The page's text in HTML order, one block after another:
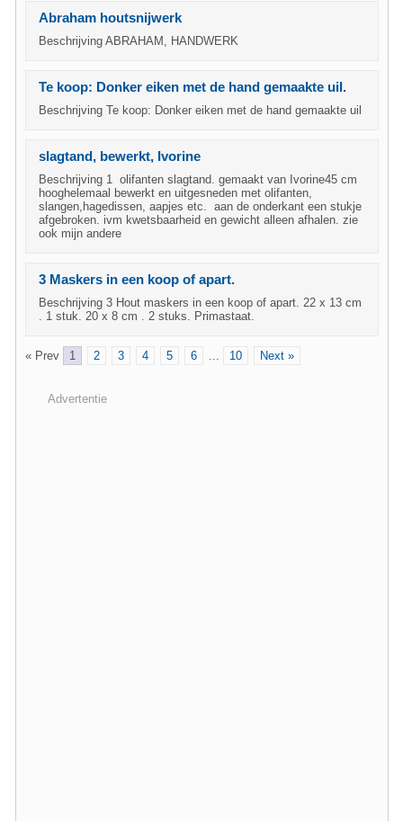
Abraham houtsnijwerk
Beschrijving ABRAHAM, HANDWERK
Te koop: Donker eiken met de hand gemaakte uil.
Beschrijving Te koop: Donker eiken met de hand gemaakte uil
slagtand, bewerkt, Ivorine
Beschrijving 1 olifanten slagtand. gemaakt van Ivorine45 cm
hooghelemaal bewerkt en uitgesneden met olifanten,
slangen,hagedissen, aapjes etc. aan de onderkant een stukje
afgebroken. ivm kwetsbaarheid en gewicht alleen afhalen. zie
ook mijn andere
3 Maskers in een koop of apart.
Beschrijving 3 Hout maskers in een koop of apart. 22 x 13 cm
. 1 stuk. 20 x 8 cm . 2 stuks. Primastaat.
« Prev 1 2 3 4 5 6 ... 10 Next »
Advertentie